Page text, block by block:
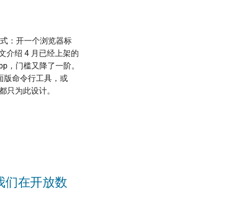
：开一个浏览器标
介绍 4 月已经上架的
，门槛又降了一阶。
版命令行工具，或
只为此设计。
们在开放数